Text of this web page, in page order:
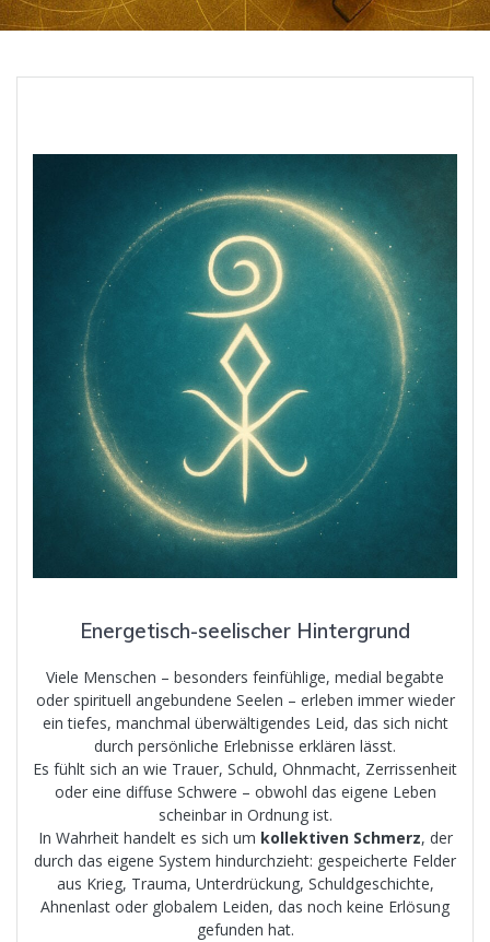
Energetisch-seelischer Hintergrund
Viele Menschen – besonders feinfühlige, medial begabte
oder spirituell angebundene Seelen – erleben immer wieder
ein tiefes, manchmal überwältigendes Leid, das sich nicht
durch persönliche Erlebnisse erklären lässt.
Es fühlt sich an wie Trauer, Schuld, Ohnmacht, Zerrissenheit
oder eine diffuse Schwere – obwohl das eigene Leben
scheinbar in Ordnung ist.
In Wahrheit handelt es sich um kollektiven Schmerz, der
durch das eigene System hindurchzieht: gespeicherte Felder
aus Krieg, Trauma, Unterdrückung, Schuldgeschichte,
Ahnenlast oder globalem Leiden, das noch keine Erlösung
gefunden hat.